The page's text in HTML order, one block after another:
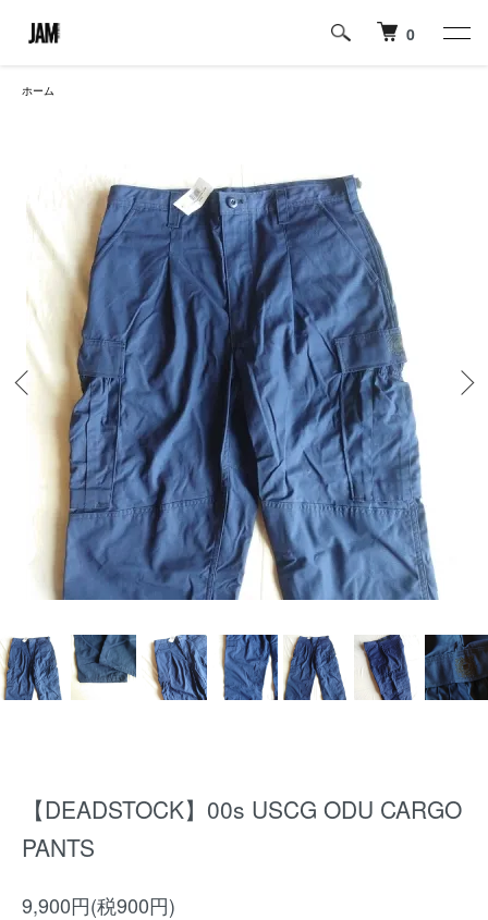
0
ホーム
【DEADSTOCK】00s USCG ODU CARGO
PANTS
9,900円(税900円)